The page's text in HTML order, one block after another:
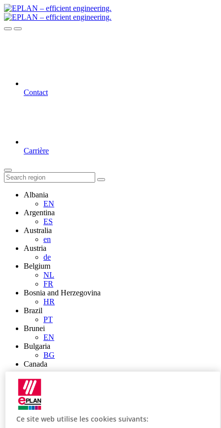
Contact
Carrière
Albania
EN
Argentina
ES
Australia
en
Austria
de
Belgium
NL
FR
Bosnia and Herzegovina
HR
Brazil
PT
Brunei
EN
Bulgaria
BG
Canada
en
Chile
China
ZH
Ce site web utilise les cookies suivants: